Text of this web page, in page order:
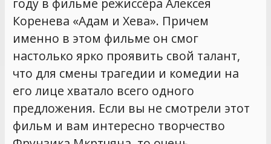
году в фильме режиссёра Алексея
Коренева «Адам и Хева». Причем
именно в этом фильме он смог
настолько ярко проявить свой талант,
что для смены трагедии и комедии на
его лице хватало всего одного
предложения. Если вы не смотрели этот
фильм и вам интересно творчество